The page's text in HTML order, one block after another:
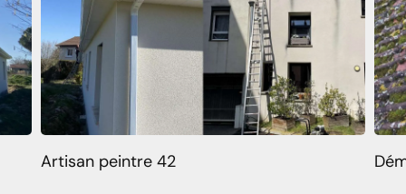
Artisan peintre 42